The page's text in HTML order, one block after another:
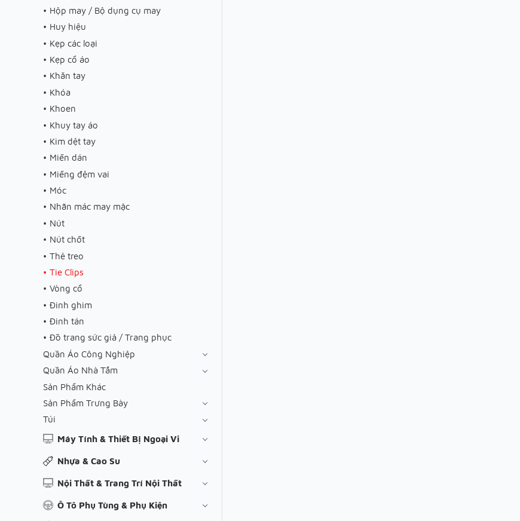
Hộp may / Bộ dụng cụ may
Huy hiệu
Kẹp các loại
Kẹp cổ áo
Khăn tay
Khóa
Khoen
Khuy tay áo
Kim dệt tay
Miến dán
Miếng đệm vai
Móc
Nhãn mác may mặc
Nút
Nút chốt
Thẻ treo
Tie Clips
Vòng cổ
Đinh ghim
Đinh tán
Đồ trang sức giả / Trang phục
Quần Áo Công Nghiệp
Quần Áo Nhà Tắm
Sản Phẩm Khác
Sản Phẩm Trưng Bày
Túi
Máy Tính & Thiết Bị Ngoại Vi
Nhựa & Cao Su
Nội Thất & Trang Trí Nội Thất
Ô Tô Phụ Tùng & Phụ Kiện